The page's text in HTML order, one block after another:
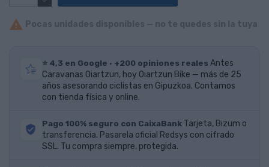

⭐ 4,3 en Google · +200 opiniones reales Antes
Caravanas Oiartzun, hoy Oiartzun Bike — más de 25
años asesorando ciclistas en Gipuzkoa. Contamos
con tienda física y online.
Pago 100% seguro con CaixaBank Tarjeta, Bizum o
transferencia. Pasarela oficial Redsys con cifrado
SSL. Tu compra siempre, protegida.